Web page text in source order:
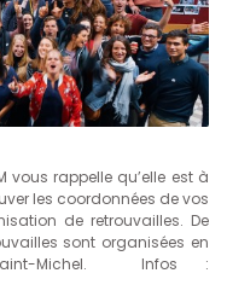
vous rappelle qu’elle est à
les coordonnées de vos
de retrouvailles. De
sont organisées en
Michel. Infos :